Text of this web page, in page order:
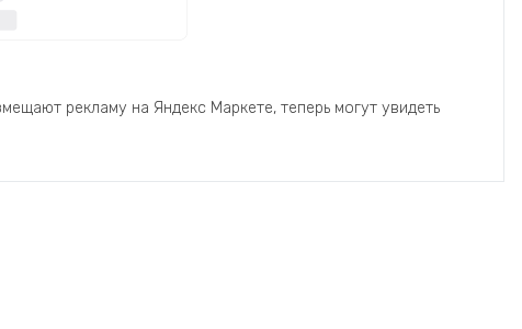
рекламу на Яндекс Маркете, теперь могут увидеть